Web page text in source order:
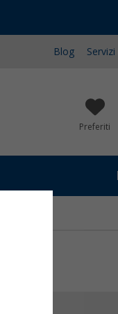
Blog
Preferiti